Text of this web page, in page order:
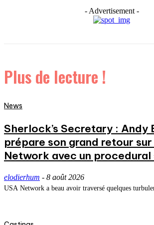
- Advertisement -
Plus de lecture !
News
Sherlock’s Secretary : Andy
prépare son grand retour sur
Network avec un procedural
elodierhum - 8 août 2026
USA Network a beau avoir traversé quelques